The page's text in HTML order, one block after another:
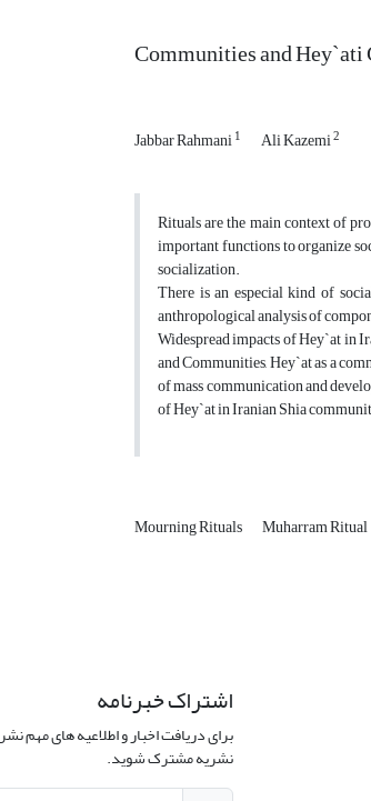
Communities and
Jabbar Rahmani1 Ali Kazemi2
Rituals are the main context of
important functions to organize
socialization.
There is an especial kind of
anthropological analysis of
Widespread impacts of Hey`at in
and Communities, Hey`at as a
of mass communication and
of Hey`at in Iranian Shia
Mourning Rituals Muharram Ritual
اشتراک خبرنامه
برای دریافت اخبار و اطلاعیه های مهم
نشریه مشترک شوید.